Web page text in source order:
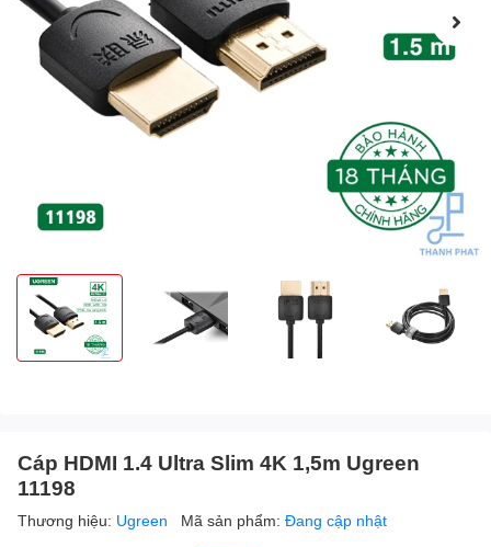
Cáp HDMI 1.4 Ultra Slim 4K 1,5m Ugreen
11198
Thương hiệu: Ugreen Mã sản phẩm: Đang cập nhật